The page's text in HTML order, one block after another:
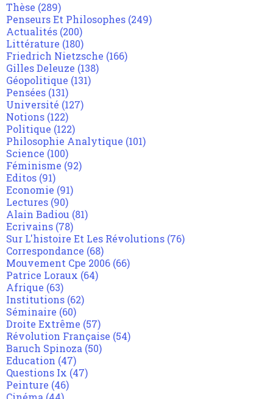
Thèse (289)
Penseurs Et Philosophes (249)
Actualités (200)
Littérature (180)
Friedrich Nietzsche (166)
Gilles Deleuze (138)
Géopolitique (131)
Pensées (131)
Université (127)
Notions (122)
Politique (122)
Philosophie Analytique (101)
Science (100)
Féminisme (92)
Editos (91)
Economie (91)
Lectures (90)
Alain Badiou (81)
Ecrivains (78)
Sur L'histoire Et Les Révolutions (76)
Correspondance (68)
Mouvement Cpe 2006 (66)
Patrice Loraux (64)
Afrique (63)
Institutions (62)
Séminaire (60)
Droite Extrême (57)
Révolution Française (54)
Baruch Spinoza (50)
Education (47)
Questions Ix (47)
Peinture (46)